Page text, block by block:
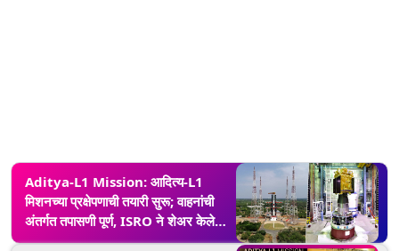
Aditya-L1 Mission: आदित्य-L1
मिशनच्या प्रक्षेपणाची तयारी सुरू; वाहनांची
अंतर्गत तपासणी पूर्ण, ISRO ने शेअर केले
खास फोटोज, See